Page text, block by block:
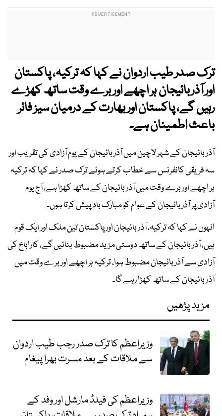
ترک صدر طیب اردوان نے کہا کہ ترکیہ، پاکستان
اور آذربائیجان ہر اچھے اور برے وقت ساتھ کھڑے
رہیں گے، پاکستان اور بھارت کے درمیان سیز فائر
باعث اطمینان ہے۔
آذر بائیجان کے شہر لاچین میں آذربائیجان کے یوم آزادی کی تقریب اور
سہ فریقی کانفرنس سے خطاب کرتے ہوئے ترک صدر نے کہا کہ ترکیہ
ہر اچھے اور برے وقت میں آذر بائیجان کے ساتھ کھڑا ہے، آج یوم
آزادی پر آذربائیجان کے عوام کو مبارک باد پیش کرتا ہوں۔
انہوں نے کہا کہ ترکیہ، آذربائیجان اور پاکستان تین ملک اور ایک قوم
ہیں، آذربائیجان کے ساتھ دوستی مزید مضبوط بنائیں گے، کاراباخ کی
آزادی سے آذربائیجان مضبوط ہوا، ترکیہ ہر اچھے اور برے وقت میں
آذربائیجان کے ساتھ کھڑا رہے گا۔
مزید پڑھیں
وزیراعظم کا ترک صدر رجب طیب اردوان
سے ملاقات کے بعد مسرت بھرا پیغام
وزیراعظم کی فیلڈ مارشل اور وفد کے